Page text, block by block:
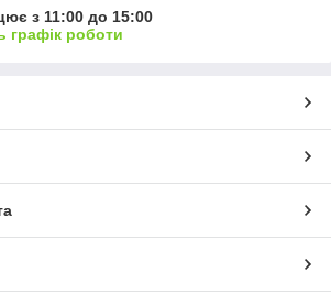
з 11:00 до 15:00
графік роботи